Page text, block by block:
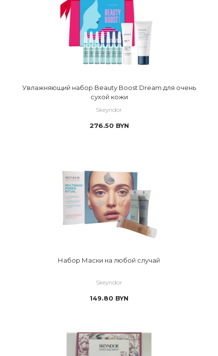
Увлажняющий набор Beauty Boost Dream для очень
сухой кожи
Skeyndor
276.50 BYN
Набор Маски на любой случай
Skeyndor
149.80 BYN